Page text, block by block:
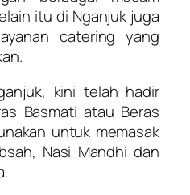
itu di Nganjuk juga
catering yang
kini telah hadir
Basmati atau Beras
untuk memasak
Nasi Mandhi dan